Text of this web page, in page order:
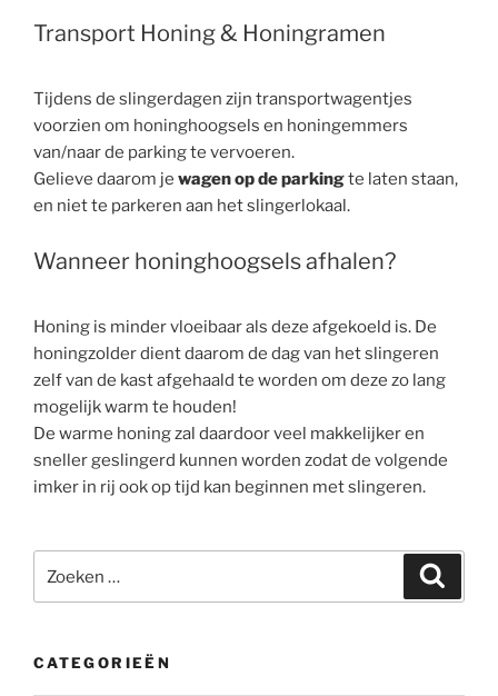
Transport Honing & Honingramen
Tijdens de slingerdagen zijn transportwagentjes
voorzien om honinghoogsels en honingemmers
van/naar de parking te vervoeren.
Gelieve daarom je wagen op de parkingte laten staan,
en niet te parkeren aan het slingerlokaal.
Wanneer honinghoogsels afhalen?
Honing is minder vloeibaar als deze afgekoeld is. De
honingzolder dient daarom de dag van het slingeren
zelf van de kast afgehaald te worden om deze zo lang
mogelijk warm te houden!
De warme honing zal daardoor veel makkelijker en
sneller geslingerd kunnen worden zodat de volgende
imker in rij ook op tijd kan beginnen met slingeren.
naar:
CATEGORIEËN